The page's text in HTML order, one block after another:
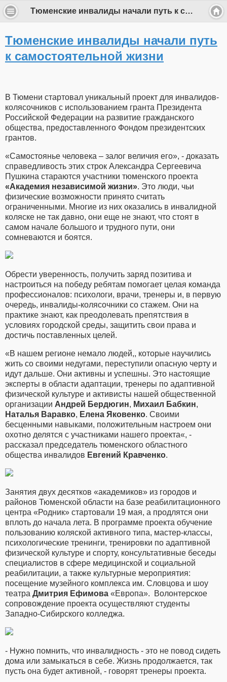
Тюменские инвалиды начали путь к самостоятельной жизни
Тюменские инвалиды начали путь
к самостоятельной жизни
В Тюмени стартовал уникальный проект для инвалидов-
колясочников с использованием гранта Президента
Российской Федерации на развитие гражданского
общества, предоставленного Фондом президентских
грантов.
«Самостоянье человека – залог величия его», - доказать
справедливость этих строк Александра Сергеевича
Пушкина стараются участники тюменского проекта
«Академия независимой жизни». Это люди, чьи
физические возможности принято считать
ограниченными. Многие из них оказались в инвалидной
коляске не так давно, они еще не знают, что стоят в
самом начале большого и трудного пути, они
сомневаются и боятся.
Обрести уверенность, получить заряд позитива и
настроиться на победу ребятам помогает целая команда
профессионалов: психологи, врачи, тренеры и, в первую
очередь, инвалиды-колясочники со стажем. Они на
практике знают, как преодолевать препятствия в
условиях городской среды, защитить свои права и
достичь поставленных целей.
«В нашем регионе немало людей,, которые научились
жить со своими недугами, переступили опасную черту и
идут дальше. Они активны и успешны. Это настоящие
эксперты в области адаптации, тренеры по адаптивной
физической культуре и активисты нашей общественной
организации Андрей Бердюгин, Михаил Бабкин,
Наталья Варавко, Елена Яковенко. Своими
бесценными навыками, положительным настроем они
охотно делятся с участниками нашего проекта«, -
рассказал председатель тюменского областного
общества инвалидов Евгений Кравченко.
Занятия двух десятков «академиков» из городов и
районов Тюменской области на базе реабилитационного
центра «Родник» стартовали 19 мая, а продлятся они
вплоть до начала лета. В программе проекта обучение
пользованию коляской активного типа, мастер-классы,
психологические тренинги, тренировки по адаптивной
физической культуре и спорту, консультативные беседы
специалистов в сфере медицинской и социальной
реабилитации, а также культурные мероприятия:
посещение музейного комплекса им. Словцова и шоу
театра Дмитрия Ефимова «Европа». Волонтерское
сопровождение проекта осуществляют студенты
Западно-Сибирского колледжа.
- Нужно помнить, что инвалидность - это не повод сидеть
дома или замыкаться в себе. Жизнь продолжается, так
пусть она будет активной, - говорят тренеры проекта.